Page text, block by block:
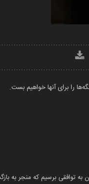
را برای آنها خواهیم بست.
به توافقی برسیم که منجر به